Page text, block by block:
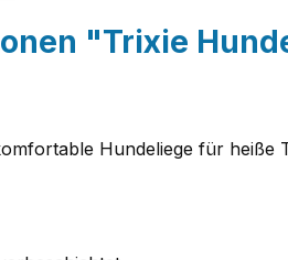
"Trixie
Hundeliege für heiße